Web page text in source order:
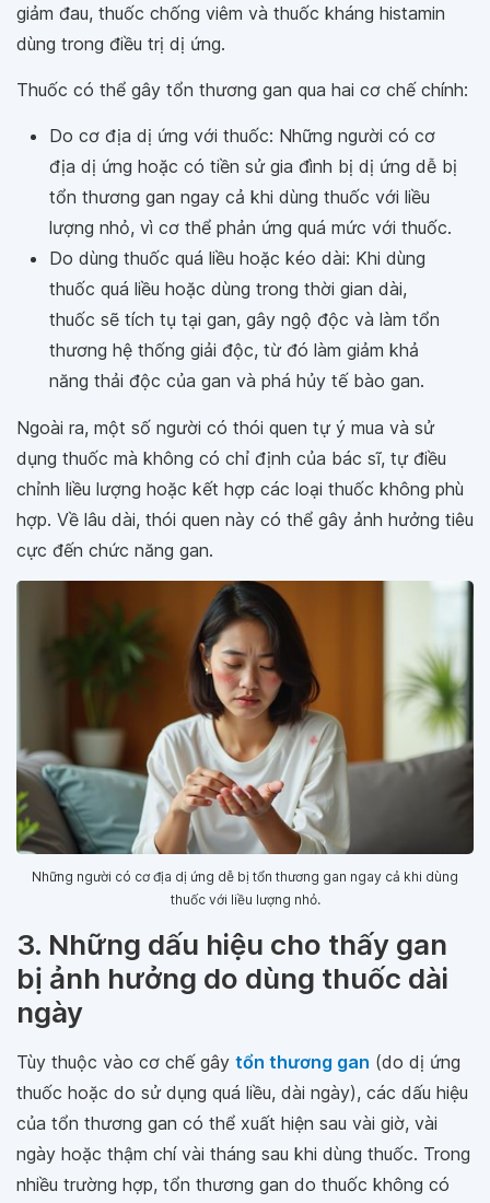
giảm đau, thuốc chống viêm và thuốc kháng histamin
dùng trong điều trị dị ứng.
Thuốc có thể gây tổn thương gan qua hai cơ chế chính:
Do cơ địa dị ứng với thuốc: Những người có cơ
địa dị ứng hoặc có tiền sử gia đình bị dị ứng dễ bị
tổn thương gan ngay cả khi dùng thuốc với liều
lượng nhỏ, vì cơ thể phản ứng quá mức với thuốc.
Do dùng thuốc quá liều hoặc kéo dài: Khi dùng
thuốc quá liều hoặc dùng trong thời gian dài,
thuốc sẽ tích tụ tại gan, gây ngộ độc và làm tổn
thương hệ thống giải độc, từ đó làm giảm khả
năng thải độc của gan và phá hủy tế bào gan.
Ngoài ra, một số người có thói quen tự ý mua và sử
dụng thuốc mà không có chỉ định của bác sĩ, tự điều
chỉnh liều lượng hoặc kết hợp các loại thuốc không phù
hợp. Về lâu dài, thói quen này có thể gây ảnh hưởng tiêu
cực đến chức năng gan.
Những người có cơ địa dị ứng dễ bị tổn thương gan ngay cả khi dùng
thuốc với liều lượng nhỏ.
3. Những dấu hiệu cho thấy gan
bị ảnh hưởng do dùng thuốc dài
ngày
Tùy thuộc vào cơ chế gây tổn thương gan (do dị ứng
thuốc hoặc do sử dụng quá liều, dài ngày), các dấu hiệu
của tổn thương gan có thể xuất hiện sau vài giờ, vài
ngày hoặc thậm chí vài tháng sau khi dùng thuốc. Trong
nhiều trường hợp, tổn thương gan do thuốc không có